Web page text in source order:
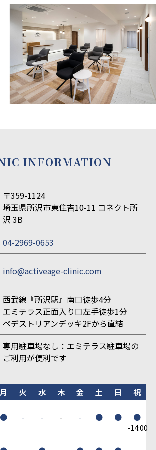
INFORMATION
〒359-1124
埼玉県所沢市東住吉10-11 コネクト所
沢 3B
04-2969-0653
info@activeage-clinic.com
西武線『所沢駅』南口徒歩4分
エミテラス正面入り口左手徒歩1分
ペデストリアンデッキ2Fから直結
専用駐車場なし：エミテラス駐車場の
ご利用が便利です
月 火 水 木 金 土 日
祝
● - - - - ● ●
●
-14:00